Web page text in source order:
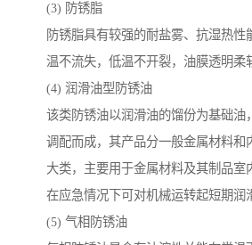
(3) 防锈脂
防锈脂具有较强的耐盐雾、抗湿热性
温不流失，低温不开裂，油膜透明柔
(4) 润滑油型防锈油
该类防锈油以润滑油的馏份为基础油
调配而成，其产品分一般金属材料和
大类，主要用于金属材料及其制品室
在应急情况下可对机械运转起短期润
(5) 气相防锈油